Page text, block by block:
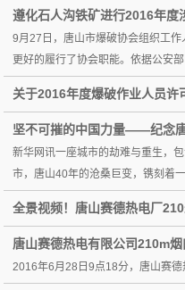
遵化石人沟铁矿进行2016年度
9月27日，唐山市爆破协会组织工
更好的履行了协会职能。依据公安
关于2016年度爆破作业人员许
坚不可摧的中国力量——纪念
新华网讯一座城市的劫难与重生，
市，唐山40年的沧桑巨变，镌刻着
全景视频！唐山赛德热电厂
唐山赛德热电有限公司210m
2016年6月28日9点18分，唐山赛